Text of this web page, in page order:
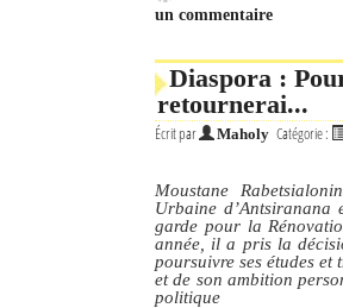
un commentaire
Diaspora :
retournerai...
Écrit par Maholy Catégorie :
Moustane
Urbaine
garde pour la
année, il a pris la
poursuivre ses études
et de son ambition
politique